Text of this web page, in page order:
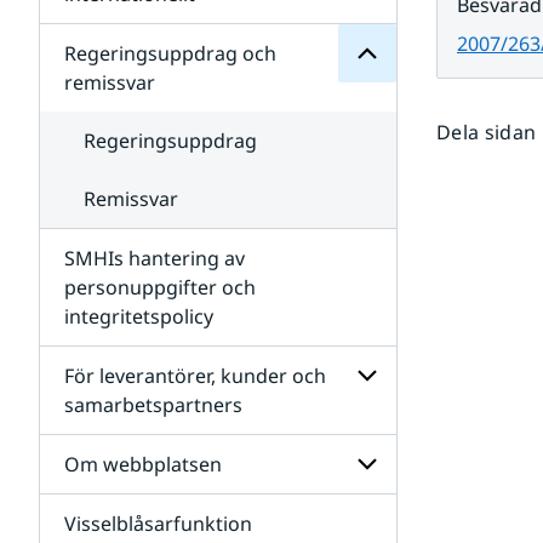
organisation
Undersidor
för
Samverkan
internationellt
Regeringsuppdrag och
remissvar
Regeringsuppdrag
Remissvar
SMHIs hantering av
personuppgifter och
integritetspolicy
För leverantörer, kunder och
samarbetspartners
Undersidor
för
Om webbplatsen
Visselblåsarfunktion
2007/
Dela sidan